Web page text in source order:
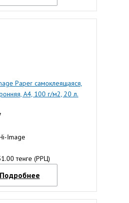
Paper самоклеящаяся,
A4, 100 г/м2, 20 л.
Image
тенге (РРЦ)
Подробнее